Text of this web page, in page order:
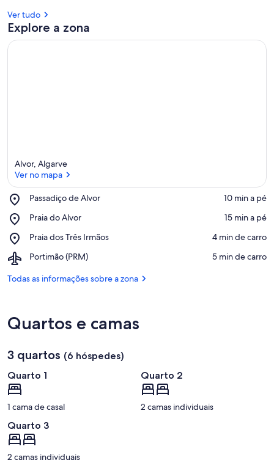
Ver tudo
Explore a zona
Alvor, Algarve
Ver no mapa
Passadiço de Alvor
Place,
de
‪10 min a pé‬
Praia do Alvor
Place,
do
‪15 min a pé‬
Praia dos Três Irmãos
Place,
dos
Irmãos
‪4 min de carro‬
Portimão (PRM)
Airport,
(PRM)
‪5 min de carro‬
Todas as informações sobre a zona
Quartos e camas
3 quartos (6 hóspedes)
Quarto 1
1 cama de casal
Quarto 2
2 camas individuais
Quarto 3
2 camas individuais